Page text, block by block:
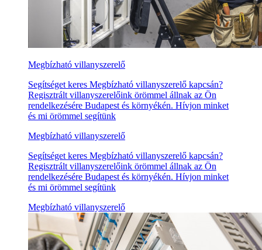
Megbízható villanyszerelő
Segítséget keres Megbízható villanyszerelő kapcsán?
Regisztrált villanyszerelőink örömmel állnak az Ön
rendelkezésére Budapest és környékén. Hívjon minket
és mi örömmel segítünk
Megbízható villanyszerelő
Segítséget keres Megbízható villanyszerelő kapcsán?
Regisztrált villanyszerelőink örömmel állnak az Ön
rendelkezésére Budapest és környékén. Hívjon minket
és mi örömmel segítünk
Megbízható villanyszerelő